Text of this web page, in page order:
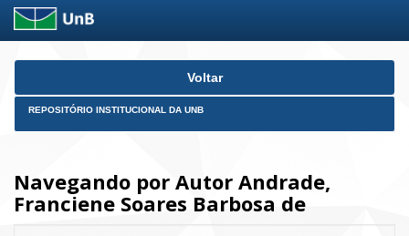
Skip
Voltar
REPOSITÓRIO INSTITUCIONAL DA UNB
Navegando por Autor Andrade,
Franciene Soares Barbosa de